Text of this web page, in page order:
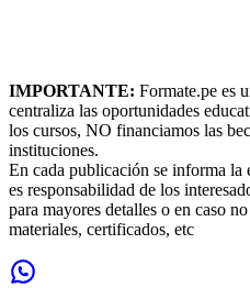
IMPORTANTE: Formate.pe es
centraliza las oportunidades
los cursos, NO financiamos las
instituciones.
En cada publicación se informa la
es responsabilidad de los
para mayores detalles o en caso
materiales, certificados, etc